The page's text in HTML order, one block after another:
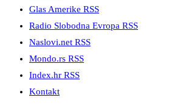
Glas Amerike RSS
Radio Slobodna Evropa RSS
Naslovi.net RSS
Mondo.rs RSS
Index.hr RSS
Kontakt